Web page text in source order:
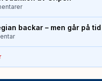
backar – men går på tid